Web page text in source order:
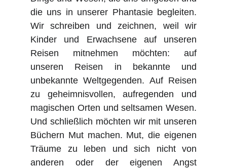
die uns in unserer Phantasie begleiten.
Wir schreiben und zeichnen, weil wir
Kinder und Erwachsene auf unseren
Reisen mitnehmen möchten: auf
unseren Reisen in bekannte und
unbekannte Weltgegenden. Auf Reisen
zu geheimnisvollen, aufregenden und
magischen Orten und seltsamen Wesen.
Und schließlich möchten wir mit unseren
Büchern Mut machen. Mut, die eigenen
Träume zu leben und sich nicht von
anderen oder der eigenen Angst